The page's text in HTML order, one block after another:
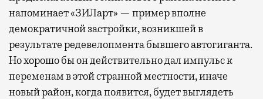
напоминает «ЗИЛарт» — пример вполне
демократичной застройки, возникшей в
результате редевелопмента бывшего автогиганта.
Но хорошо бы он действительно дал импульс к
переменам в этой странной местности, иначе
новый район, когда появится, будет выглядеть